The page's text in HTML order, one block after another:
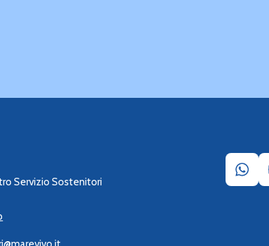
Servizio Sostenitori